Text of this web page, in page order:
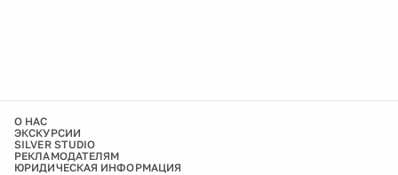
О НАС
ЭКСКУРСИИ
SILVER STUDIO
РЕКЛАМОДАТЕЛЯМ
ЮРИДИЧЕСКАЯ ИНФОРМАЦИЯ